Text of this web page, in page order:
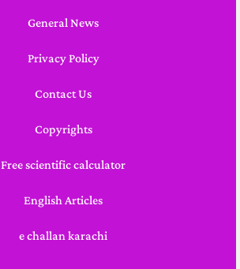
General News
Privacy Policy
Contact Us
Copyrights
Free scientific calculator
English Articles
e challan karachi